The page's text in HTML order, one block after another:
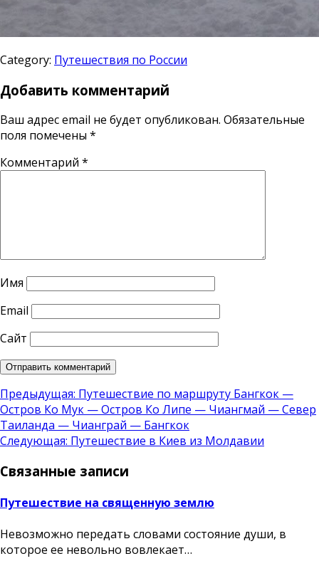
Category: Путешествия по России
Добавить комментарий
Ваш адрес email не будет опубликован. Обязательные
поля помечены *
Комментарий *
Имя
Email
Сайт
Навигация
по
записям
Предыдущая: Путешествие по маршруту Бангкок —
Остров Ко Мук — Остров Ко Липе — Чиангмай — Север
Таиланда — Чианграй — Бангкок
Следующая: Путешествие в Киев из Молдавии
Связанные записи
Путешествие на священную землю
Невозможно передать словами состояние души, в
которое ее невольно вовлекает…